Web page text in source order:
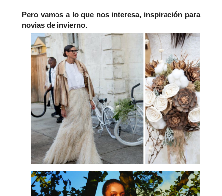
Pero vamos a lo que nos interesa, inspiración para
novias de invierno.